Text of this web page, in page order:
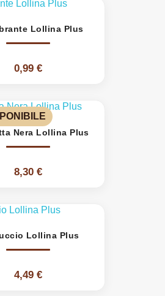
Lollina Plus
0,99 €
Nera Lollina Plus
8,30 €
Lollina Plus
4,49 €